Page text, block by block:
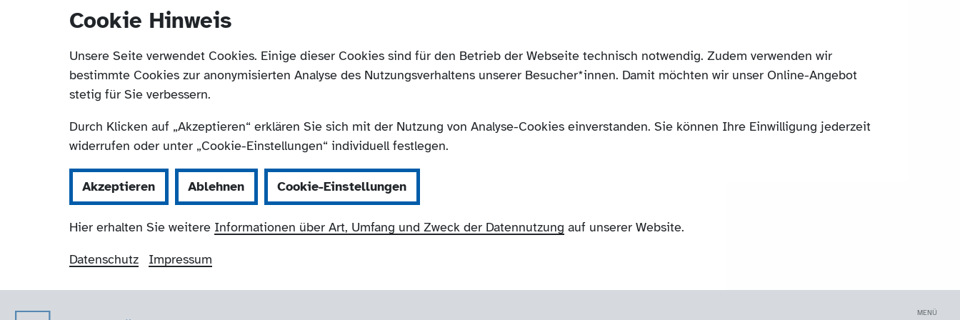
Cookie Hinweis
Unsere Seite verwendet Cookies. Einige dieser Cookies sind für den Betrieb der Webseite technisch notwendig. Zudem verwenden wir
bestimmte Cookies zur anonymisierten Analyse des Nutzungsverhaltens unserer Besucher*innen. Damit möchten wir unser Online-Angebot
stetig für Sie verbessern.
Durch Klicken auf „Akzeptieren“ erklären Sie sich mit der Nutzung von Analyse-Cookies einverstanden. Sie können Ihre Einwilligung jederzeit
widerrufen oder unter „Cookie-Einstellungen“ individuell festlegen.
Akzeptieren Ablehnen Cookie-Einstellungen
Hier erhalten Sie weitere Informationen über Art, Umfang und Zweck der Datennutzung auf unserer Website.
Datenschutz Impressum
Der Paritätische NRW
Navigation MENÜ